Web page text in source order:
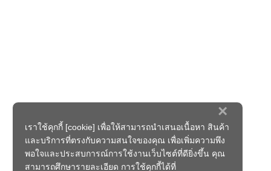
×
เราใช้คุกกี้ [cookie] เพื่อให้สามารถนำเสนอเนื้อหา สินค้า
และบริการที่ตรงกับความสนใจของคุณ เพื่อเพิ่มความพึง
พอใจและประสบการณ์การใช้งานเว็บไซต์ที่ดียิ่งขึ้น คุณ
สามารถศึกษารายละเอียด การใช้คุกกี้ได้ที่